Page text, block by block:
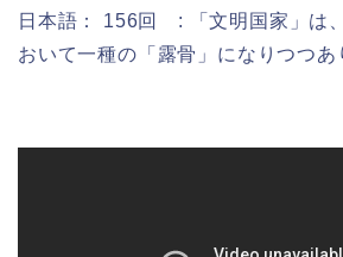
日本語： 156回 : 「文明国家」は
おいて一種の「露骨」になりつつあ